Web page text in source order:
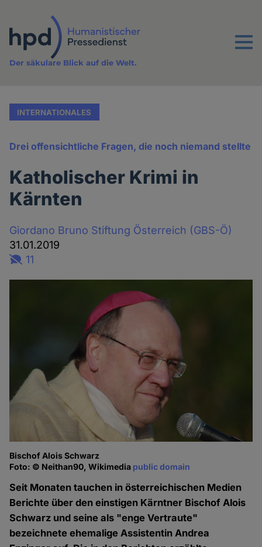
Inhalt
Menu
Der säkulare Blick auf die Welt.
INTERNATIONALES
Drei offensichtliche Fragen, die noch niemand stellte
Katholischer Krimi in
Kärnten
Giordano Bruno Stiftung Österreich (GBS-Ö)
31.01.2019
11
Bischof Alois Schwarz
Foto: © Neithan90, Wikimedia public domain
Seit Monaten tauchen in österreichischen Medien
Berichte über den einstigen Kärntner Bischof Alois
Schwarz und seine als "enge Vertraute"
bezeichnete ehemalige Assistentin Andrea